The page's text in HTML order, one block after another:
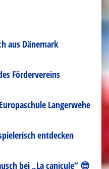
aus Dänemark
Fördervereins
Langerwehe
entdecken
bei „La canicule“ 😎